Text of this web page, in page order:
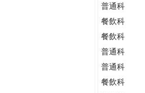
普通科
餐飲科
餐飲科
普通科
普通科
餐飲科